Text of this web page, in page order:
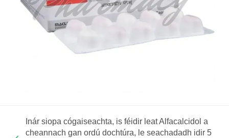
Inár siopa cógaiseachta, is féidir leat Alfacalcidol a
cheannach gan ordú dochtúra, le seachadadh idir 5